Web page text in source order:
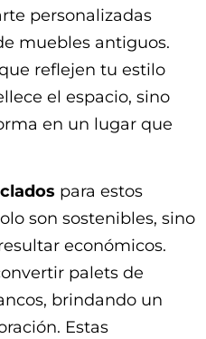
personalizadas
muebles antiguos.
reflejen tu estilo
el espacio, sino
en un lugar que
para estos
son sostenibles, sino
económicos.
palets de
brindando un
Estas